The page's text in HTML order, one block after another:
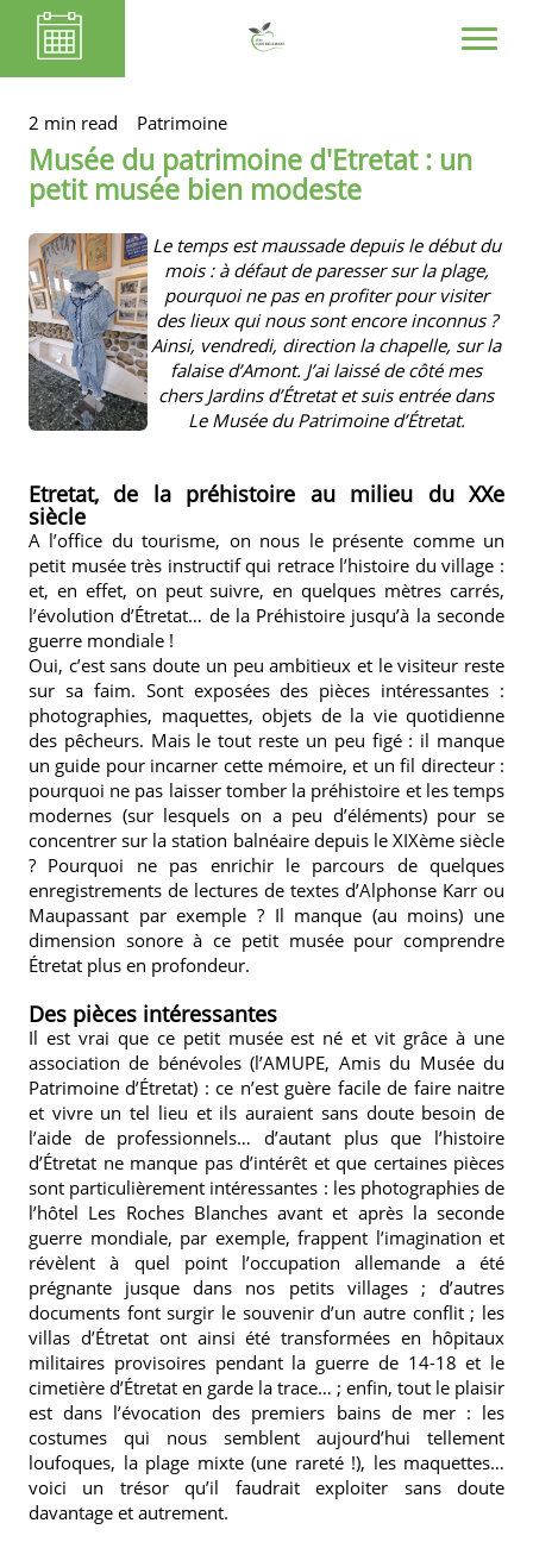
2 min read Patrimoine
Musée du patrimoine d'Etretat : un
petit musée bien modeste
Le temps est maussade depuis le début du
mois : à défaut de paresser sur la plage,
pourquoi ne pas en profiter pour visiter
des lieux qui nous sont encore inconnus ?
Ainsi, vendredi, direction la chapelle, sur la
falaise d’Amont. J’ai laissé de côté mes
chers Jardins d’Étretat et suis entrée dans
Le Musée du Patrimoine d’Étretat.
Etretat, de la préhistoire au milieu du XXe
siècle
A l’office du tourisme, on nous le présente comme un
petit musée très instructif qui retrace l’histoire du village :
et, en effet, on peut suivre, en quelques mètres carrés,
l’évolution d’Étretat… de la Préhistoire jusqu’à la seconde
guerre mondiale !
Oui, c’est sans doute un peu ambitieux et le visiteur reste
sur sa faim. Sont exposées des pièces intéressantes :
photographies, maquettes, objets de la vie quotidienne
des pêcheurs. Mais le tout reste un peu figé : il manque
un guide pour incarner cette mémoire, et un fil directeur :
pourquoi ne pas laisser tomber la préhistoire et les temps
modernes (sur lesquels on a peu d’éléments) pour se
concentrer sur la station balnéaire depuis le XIXème siècle
? Pourquoi ne pas enrichir le parcours de quelques
enregistrements de lectures de textes d’Alphonse Karr ou
Maupassant par exemple ? Il manque (au moins) une
dimension sonore à ce petit musée pour comprendre
Étretat plus en profondeur.
Des pièces intéressantes
Il est vrai que ce petit musée est né et vit grâce à une
association de bénévoles (l’AMUPE, Amis du Musée du
Patrimoine d’Étretat) : ce n’est guère facile de faire naitre
et vivre un tel lieu et ils auraient sans doute besoin de
l’aide de professionnels… d’autant plus que l’histoire
d’Étretat ne manque pas d’intérêt et que certaines pièces
sont particulièrement intéressantes : les photographies de
l’hôtel Les Roches Blanches avant et après la seconde
guerre mondiale, par exemple, frappent l’imagination et
révèlent à quel point l’occupation allemande a été
prégnante jusque dans nos petits villages ; d’autres
documents font surgir le souvenir d’un autre conflit ; les
villas d’Étretat ont ainsi été transformées en hôpitaux
militaires provisoires pendant la guerre de 14-18 et le
cimetière d’Étretat en garde la trace… ; enfin, tout le plaisir
est dans l’évocation des premiers bains de mer : les
costumes qui nous semblent aujourd’hui tellement
loufoques, la plage mixte (une rareté !), les maquettes…
voici un trésor qu’il faudrait exploiter sans doute
davantage et autrement.